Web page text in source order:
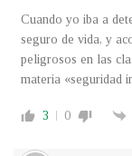
Cuando yo iba a
seguro de vida, y
peligrosos en las
materia «seguridad
3 0